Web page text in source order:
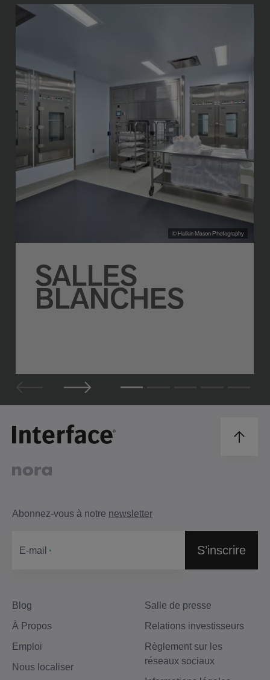
© Halkin Mason Photography
SALLES
BLANCHES
Blog
À Propos
Emploi
Nous localiser
Salle de presse
Relations investisseurs
Règlement sur les
réseaux sociaux
Abonnez-vous à notre newsletter
Е-mail S’inscrire